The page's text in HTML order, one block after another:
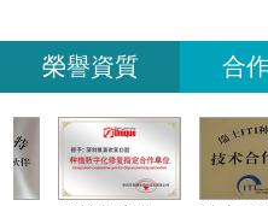
榮譽資質 合